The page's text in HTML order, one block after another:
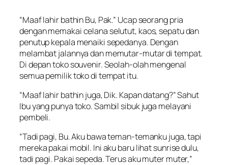
“Maaf lahir bathin Bu, Pak.” Ucap seorang pria
dengan memakai celana selutut, kaos, sepatu dan
penutup kepala menaiki sepedanya. Dengan
melambat jalannya dan memutar-mutar di tempat.
Di depan toko souvenir. Seolah-olah mengenal
semua pemilik toko di tempat itu.
“Maaf lahir bathin juga, Dik. Kapan datang?” Sahut
Ibu yang punya toko. Sambil sibuk juga melayani
pembeli.
“Tadi pagi, Bu. Aku bawa teman-temanku juga, tapi
mereka pakai mobil. Ini aku baru lihat sunrise dulu,
tadi pagi. Pakai sepeda. Terus aku muter muter,”